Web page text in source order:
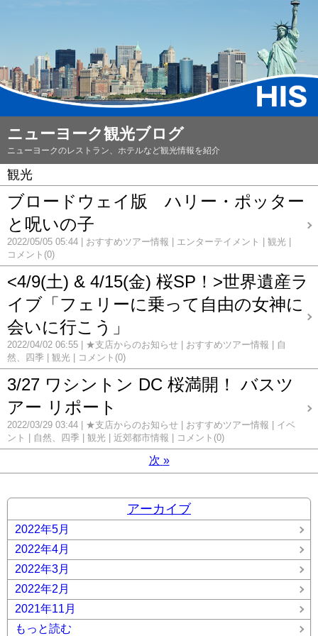
ニューヨーク観光ブログ
ニューヨークのレストラン、ホテルなど観光情報を紹介
観光
ブロードウェイ版 ハリー・ポッター
と呪いの子
2022/05/05 05:44 おすすめツアー情報 エンターテイメント
観光
コメント(0)
<4/9(土) & 4/15(金) 桜SP！>世界遺産ラ
イブ「フェリーに乗って自由の女神に
会いに行こう」
2022/04/02 06:55 ★支店からのお知らせ おすすめツアー情報
自
然、四季
観光 コメント(0)
3/27 ワシントン DC 桜満開！ バスツ
アー リポート
2022/03/29 03:44 ★支店からのお知らせ おすすめツアー情報
イベ
ント
自然、四季 観光 近郊都市情報 コメント(0)
次 »
アーカイブ
2022年5月
2022年4月
2022年3月
2022年2月
2021年11月
もっと読む